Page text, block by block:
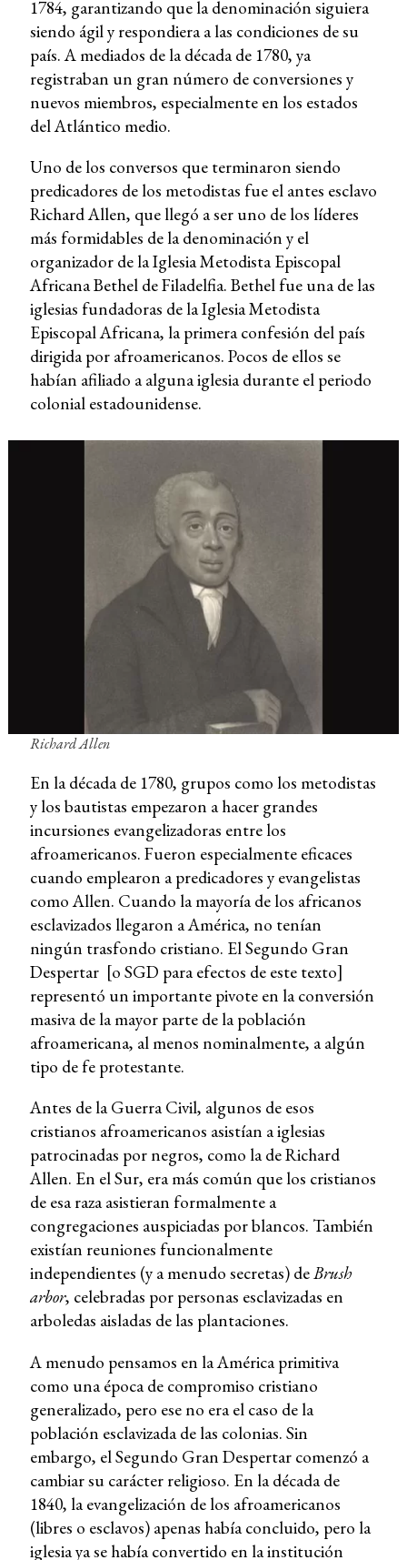
1784, garantizando que la denominación siguiera
siendo ágil y respondiera a las condiciones de su
país. A mediados de la década de 1780, ya
registraban un gran número de conversiones y
nuevos miembros, especialmente en los estados
del Atlántico medio.
Uno de los conversos que terminaron siendo
predicadores de los metodistas fue el antes esclavo
Richard Allen, que llegó a ser uno de los líderes
más formidables de la denominación y el
organizador de la Iglesia Metodista Episcopal
Africana Bethel de Filadelfia. Bethel fue una de las
iglesias fundadoras de la Iglesia Metodista
Episcopal Africana, la primera confesión del país
dirigida por afroamericanos. Pocos de ellos se
habían afiliado a alguna iglesia durante el periodo
colonial estadounidense.
Richard Allen
En la década de 1780, grupos como los metodistas
y los bautistas empezaron a hacer grandes
incursiones evangelizadoras entre los
afroamericanos. Fueron especialmente eficaces
cuando emplearon a predicadores y evangelistas
como Allen. Cuando la mayoría de los africanos
esclavizados llegaron a América, no tenían
ningún trasfondo cristiano. El Segundo Gran
Despertar [o SGD para efectos de este texto]
representó un importante pivote en la conversión
masiva de la mayor parte de la población
afroamericana, al menos nominalmente, a algún
tipo de fe protestante.
Antes de la Guerra Civil, algunos de esos
cristianos afroamericanos asistían a iglesias
patrocinadas por negros, como la de Richard
Allen. En el Sur, era más común que los cristianos
de esa raza asistieran formalmente a
congregaciones auspiciadas por blancos. También
existían reuniones funcionalmente
independientes (y a menudo secretas) deBrush
arbor, celebradas por personas esclavizadas en
arboledas aisladas de las plantaciones.
A menudo pensamos en la América primitiva
como una época de compromiso cristiano
generalizado, pero ese no era el caso de la
población esclavizada de las colonias. Sin
embargo, el Segundo Gran Despertar comenzó a
cambiar su carácter religioso. En la década de
1840, la evangelización de los afroamericanos
(libres o esclavos) apenas había concluido, pero la
iglesia ya se había convertido en la institución